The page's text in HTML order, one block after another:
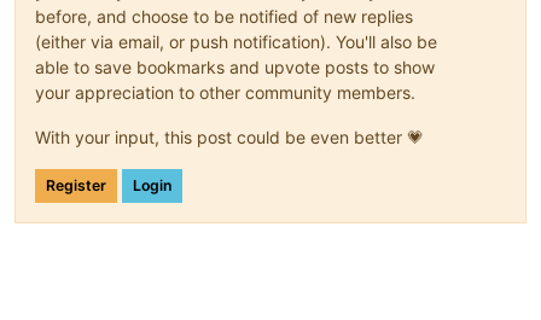
before, and choose to be notified of new replies
(either via email, or push notification). You'll also be
able to save bookmarks and upvote posts to show
your appreciation to other community members.
With your input, this post could be even better 💗
Register Login